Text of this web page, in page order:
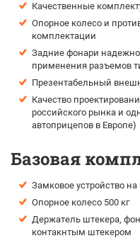
Качественные
Опорное колесо и
комплектации
Задние фонари
применения разъемов
Презентабельный
Качество
российского рынка и
автоприцепов в Европе)
Базовая
Замковое устройство
Опорное колесо 500 кг
Держатель штекера,
контакнтым штекером